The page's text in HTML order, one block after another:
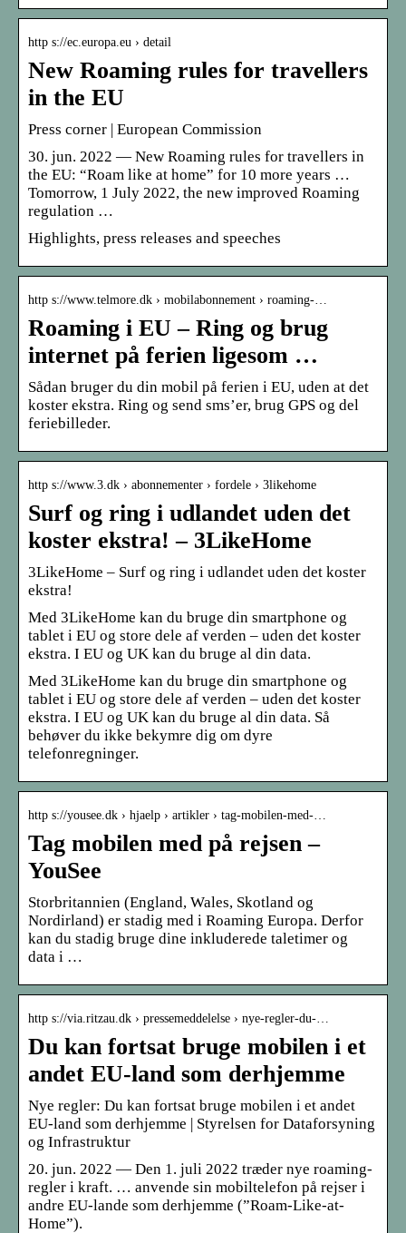
http s://ec.europa.eu › detail
New Roaming rules for travellers
in the EU
Press corner | European Commission
30. jun. 2022 — New Roaming rules for travellers in
the EU: “Roam like at home” for 10 more years …
Tomorrow, 1 July 2022, the new improved Roaming
regulation …
Highlights, press releases and speeches
http s://www.telmore.dk › mobilabonnement › roaming-…
Roaming i EU – Ring og brug
internet på ferien ligesom …
Sådan bruger du din mobil på ferien i EU, uden at det
koster ekstra. Ring og send sms’er, brug GPS og del
feriebilleder.
http s://www.3.dk › abonnementer › fordele › 3likehome
Surf og ring i udlandet uden det
koster ekstra! – 3LikeHome
3LikeHome – Surf og ring i udlandet uden det koster
ekstra!
Med 3LikeHome kan du bruge din smartphone og
tablet i EU og store dele af verden – uden det koster
ekstra. I EU og UK kan du bruge al din data.
Med 3LikeHome kan du bruge din smartphone og
tablet i EU og store dele af verden – uden det koster
ekstra. I EU og UK kan du bruge al din data. Så
behøver du ikke bekymre dig om dyre
telefonregninger.
http s://yousee.dk › hjaelp › artikler › tag-mobilen-med-…
Tag mobilen med på rejsen –
YouSee
Storbritannien (England, Wales, Skotland og
Nordirland) er stadig med i Roaming Europa. Derfor
kan du stadig bruge dine inkluderede taletimer og
data i …
http s://via.ritzau.dk › pressemeddelelse › nye-regler-du-…
Du kan fortsat bruge mobilen i et
andet EU-land som derhjemme
Nye regler: Du kan fortsat bruge mobilen i et andet
EU-land som derhjemme | Styrelsen for Dataforsyning
og Infrastruktur
20. jun. 2022 — Den 1. juli 2022 træder nye roaming-
regler i kraft. … anvende sin mobiltelefon på rejser i
andre EU-lande som derhjemme (”Roam-Like-at-
Home”).